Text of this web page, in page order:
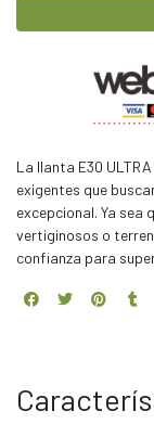
La llanta E30
exigentes que
excepcional. Ya sea
vertiginosos o
confianza para